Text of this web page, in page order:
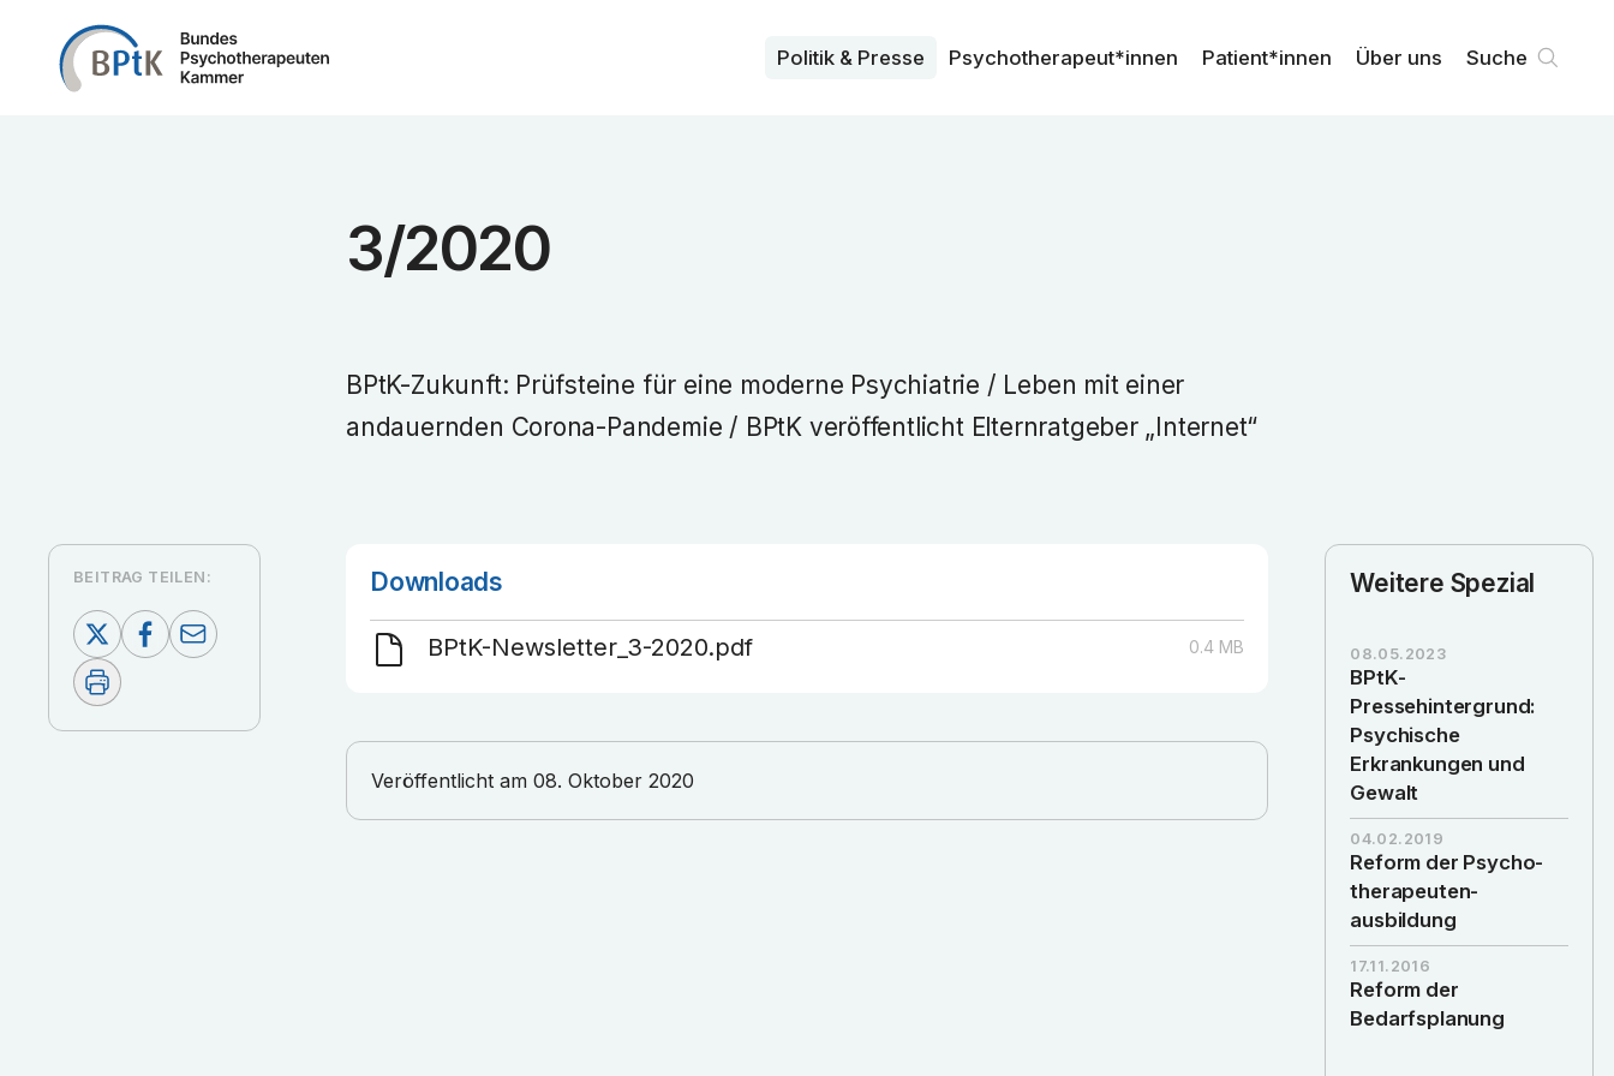
Zum Inhalt springen
Politik & Presse
Psycho­therapeut*innen Patient*innen Über uns Suche
3/2020
BPtK-Zukunft: Prüfsteine für eine moderne Psychiatrie / Leben mit einer
andauernden Corona-Pandemie / BPtK veröffentlicht Elternratgeber „Internet“
Downloads
BPtK-Newsletter_3-2020.pdf 0.4MB
Veröffentlicht am 08. Oktober 2020
BEITRAG TEILEN: Weitere Spezial
08.05.2023
BPtK-
Pressehintergrund:
Psychische
Erkrankungen und
Gewalt
04.02.2019
Reform der Psycho­
therapeuten­
ausbildung
17.11.2016
Reform der
Bedarfsplanung